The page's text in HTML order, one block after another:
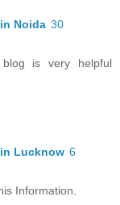
Noida 30
is very helpful
Lucknow 6
Information.